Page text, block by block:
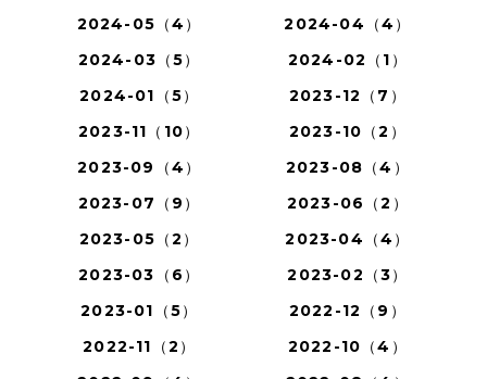
2024-05（4）
2024-04（4）
2024-03（5）
2024-02（1）
2024-01（5）
2023-12（7）
2023-11（10）
2023-10（2）
2023-09（4）
2023-08（4）
2023-07（9）
2023-06（2）
2023-05（2）
2023-04（4）
2023-03（6）
2023-02（3）
2023-01（5）
2022-12（9）
2022-11（2）
2022-10（4）